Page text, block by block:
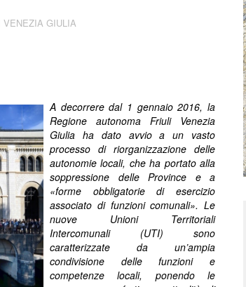
VENEZIA GIULIA
A decorrere dal 1 gennaio 2016, la
Regione autonoma Friuli Venezia
Giulia ha dato avvio a un vasto
processo di riorganizzazione delle
autonomie locali, che ha portato alla
soppressione delle Province e a
«forme obbligatorie di esercizio
associato di funzioni comunali». Le
nuove Unioni Territoriali
Intercomunali (UTI) sono
caratterizzate da un’ampia
condivisione delle funzioni e
competenze locali, ponendo le